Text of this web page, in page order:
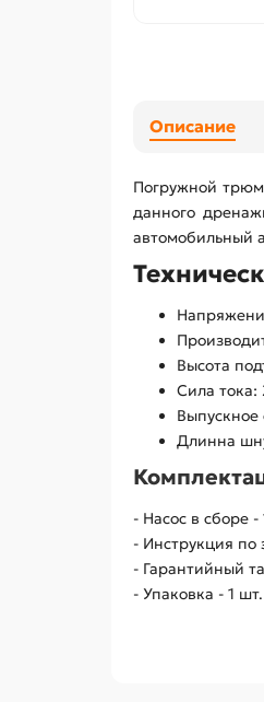
Описание
Погружной
данного
автомобильный
Высота
Сила тока:
Выпускное
Длинна
- Насос в сборе -
- Инструкция по
- Гарантийный
- Упаковка - 1 шт.